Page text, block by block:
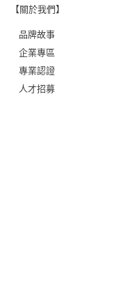
【關於我們】
品牌故事
企業專區
專業認證
人才招募